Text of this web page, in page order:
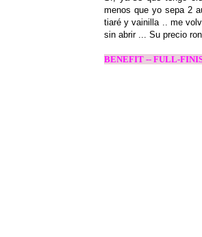
menos que yo sepa 2
tiaré y vainilla .. me
sin abrir ... Su precio
BENEFIT -- FULL-